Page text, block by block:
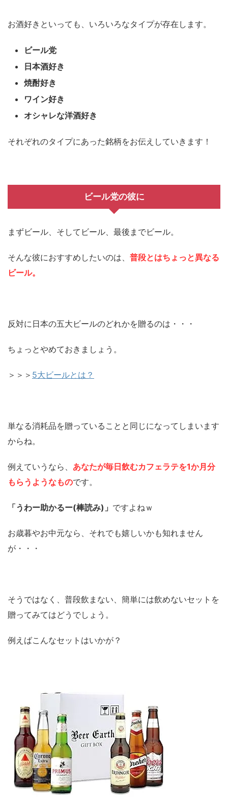
お酒好きといっても、いろいろなタイプが存在します。
ビール党
日本酒好き
焼酎好き
ワイン好き
オシャレな洋酒好き
それぞれのタイプにあった銘柄をお伝えしていきます！
ビール党の彼に
まずビール、そしてビール、最後までビール。
そんな彼におすすめしたいのは、 普段とはちょっと異なる
ビール。
反対に日本の五大ビールのどれかを贈るのは・・・
ちょっとやめておきましょう。
＞＞＞ 5大ビールとは？
単なる消耗品を贈っていることと同じになってしまいます
からね。
例えていうなら、 あなたが毎日飲むカフェラテを1か月分
もらうようなものです。
「うわー助かるー(棒読み)」 ですよねｗ
お歳暮やお中元なら、それでも嬉しいかも知れません
が・・・
そうではなく、普段飲まない、簡単には飲めないセットを
贈ってみてはどうでしょう。
例えばこんなセットはいかが？